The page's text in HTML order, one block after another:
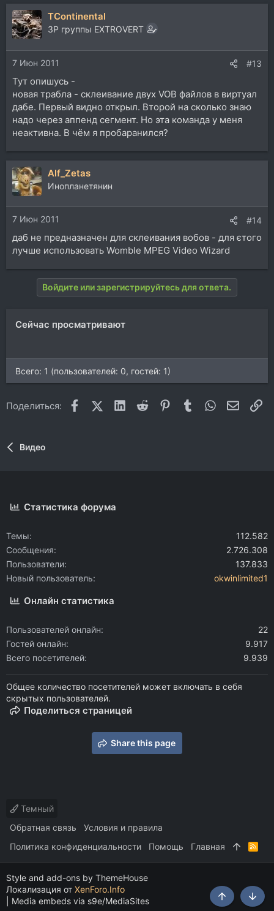
TContinental
ЗР группы EXTROVERT
7 Июн 2011 #13
Тут опишусь -
новая трабла - склеивание двух VOB файлов в виртуал
дабе. Первый видно открыл. Второй на сколько знаю
надо через аппенд сегмент. Но эта команда у меня
неактивна. В чём я пробаранился?
Alf_Zetas
Инопланетянин
7 Июн 2011 #14
даб не предназначен для склеивания вобов - для єтого
лучше использовать Womble MPEG Video Wizard
Войдите или зарегистрируйтесь для ответа.
Сейчас просматривают
Всего: 1 (пользователей: 0, гостей: 1)
Поделиться: FacebookX (Twitter)
LinkedIn
Reddit Pinterest
Tumblr WhatsApp
Видео
Статистика форума
Темы
112.582
Сообщения
2.726.308
Пользователи
137.833
Новый пользователь
okwinlimited1
Онлайн статистика
Пользователей онлайн
22
Гостей онлайн
9.917
Всего посетителей
9.939
Общее количество посетителей может включать в себя
скрытых пользователей.
Поделиться страницей
Share this page
Темный
Обратная связь
Условия и правила
Политика конфиденциальности
Помощь Главная
R
Style and add-ons by ThemeHouse
Локализация от XenForo.Info
Media embeds via s9e/MediaSites Сверху Снизу